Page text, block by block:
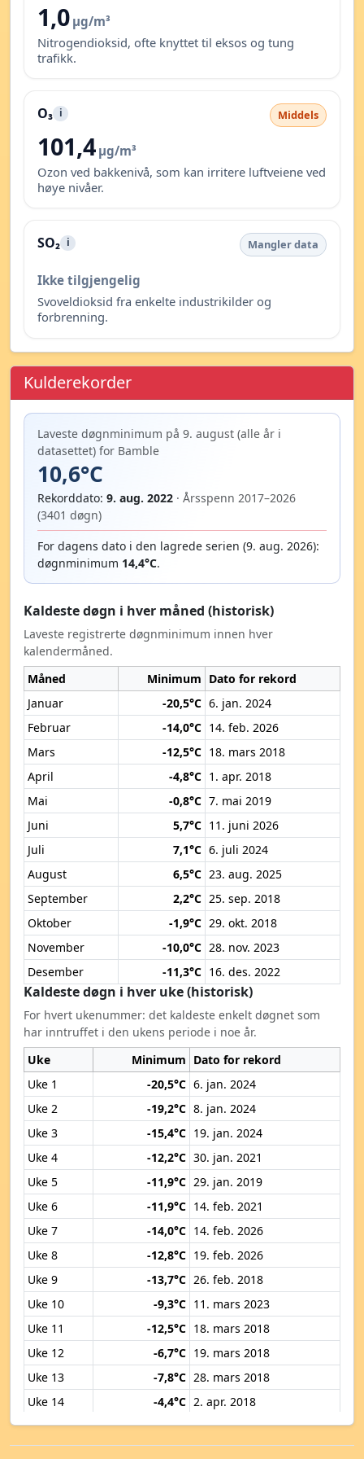
1,0 µg/m³
Nitrogendioksid, ofte knyttet til eksos og tung
trafikk.
O₃ i Middels
101,4 µg/m³
Ozon ved bakkenivå, som kan irritere luftveiene ved
høye nivåer.
SO₂ i Mangler data
Ikke tilgjengelig
Svoveldioksid fra enkelte industrikilder og
forbrenning.
Kulderekorder
Laveste døgnminimum på 9. august (alle år i
datasettet) for Bamble
10,6°C
Rekorddato: 9. aug. 2022 · Årsspenn 2017–2026
(3401 døgn)
For dagens dato i den lagrede serien (9. aug. 2026):
døgnminimum 14,4°C.
Kaldeste døgn i hver måned (historisk)
Laveste registrerte døgnminimum innen hver
kalendermåned.
Måned
Minimum Dato for rekord
Januar
-20,5°C 6. jan. 2024
Februar
-14,0°C 14. feb. 2026
Mars
-12,5°C 18. mars 2018
April
-4,8°C 1. apr. 2018
Mai
-0,8°C 7. mai 2019
Juni
5,7°C 11. juni 2026
Juli
7,1°C 6. juli 2024
August
6,5°C 23. aug. 2025
September
2,2°C 25. sep. 2018
Oktober
-1,9°C 29. okt. 2018
November
-10,0°C 28. nov. 2023
Desember
-11,3°C 16. des. 2022
Kaldeste døgn i hver uke (historisk)
For hvert ukenummer: det kaldeste enkelt døgnet som
har inntruffet i den ukens periode i noe år.
Uke
Minimum Dato for rekord
Uke 1
-20,5°C 6. jan. 2024
Uke 2
-19,2°C 8. jan. 2024
Uke 3
-15,4°C 19. jan. 2024
Uke 4
-12,2°C 30. jan. 2021
Uke 5
-11,9°C 29. jan. 2019
Uke 6
-11,9°C 14. feb. 2021
Uke 7
-14,0°C 14. feb. 2026
Uke 8
-12,8°C 19. feb. 2026
Uke 9
-13,7°C 26. feb. 2018
Uke 10
-9,3°C 11. mars 2023
Uke 11
-12,5°C 18. mars 2018
Uke 12
-6,7°C 19. mars 2018
Uke 13
-7,8°C 28. mars 2018
Uke 14
-4,4°C 2. apr. 2018
Uke 15
-2,8°C 12. apr. 2019
Uke 16
-1,9°C 18. apr. 2017